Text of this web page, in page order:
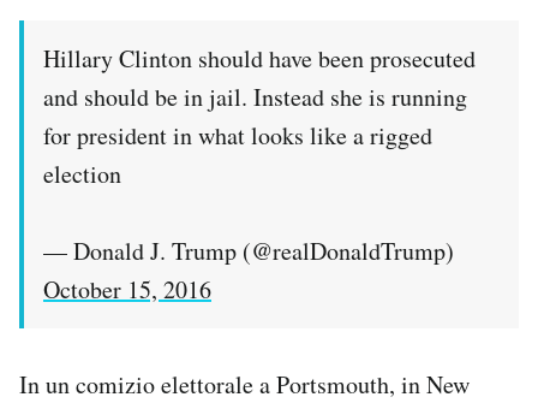
Hillary Clinton should have been prosecuted
and should be in jail. Instead she is running
for president in what looks like a rigged
election
— Donald J. Trump (@realDonaldTrump)
October 15, 2016
In un comizio elettorale a Portsmouth, in New